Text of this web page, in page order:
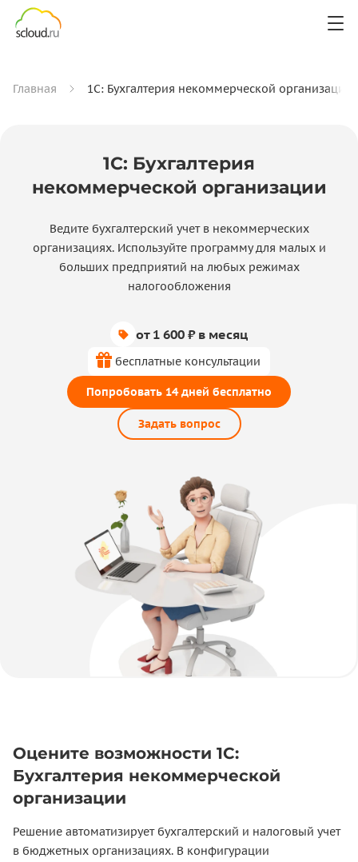
Главная 1С: Бухгалтерия некоммерческой организации
1С: Бухгалтерия
некоммерческой организации
Ведите бухгалтерский учет в некоммерческих
организациях. Используйте программу для малых и
больших предприятий на любых режимах
налогообложения
от 1 600 ₽ в месяц
бесплатные консультации
Попробовать 14 дней бесплатно
Задать вопрос
Оцените возможности 1С:
Бухгалтерия некоммерческой
организации
Решение автоматизирует бухгалтерский и налоговый учет
в бюджетных организациях. В конфигурации